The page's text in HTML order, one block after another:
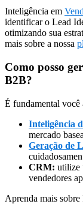
Inteligência em
identificar o Lead
otimizando sua
mais sobre a nossa
Como posso
B2B?
É fundamental você
Inteligência
mercado
Geração de
CRM: utilize
vendedores
Aprenda mais sobre